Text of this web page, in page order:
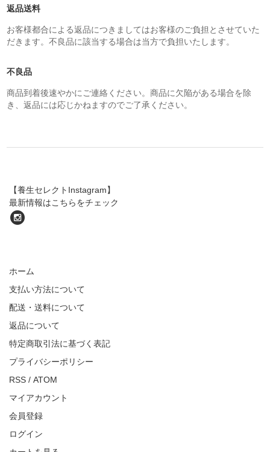
返品送料
お客様都合による返品につきましてはお客様のご負担とさせていた
だきます。不良品に該当する場合は当方で負担いたします。
不良品
商品到着後速やかにご連絡ください。商品に欠陥がある場合を除
き、返品には応じかねますのでご了承ください。
【養生セレクトInstagram】
最新情報はこちらをチェック
ホーム
支払い方法について
配送・送料について
返品について
特定商取引法に基づく表記
プライバシーポリシー
RSS /ATOM
マイアカウント
会員登録
ログイン